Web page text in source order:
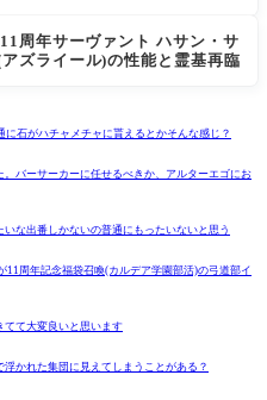
11周年サーヴァント ハサン・サ
ズライール)の性能と霊基再臨
石がハチャメチャに貰えるとかそんな感じ？
バーサーカーに任せるべきか、アルターエゴにお
な出番しかないの普通にもったいないと思う
11周年記念福袋召喚(カルデア学園部活)の弓道部イ
てて大変良いと思います
かれた集団に見えてしまうことがある？